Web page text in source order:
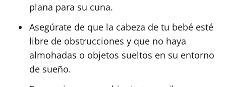
plana para su cuna.
Asegúrate de que la cabeza de tu bebé esté
libre de obstrucciones y que no haya
almohadas o objetos sueltos en su entorno
de sueño.